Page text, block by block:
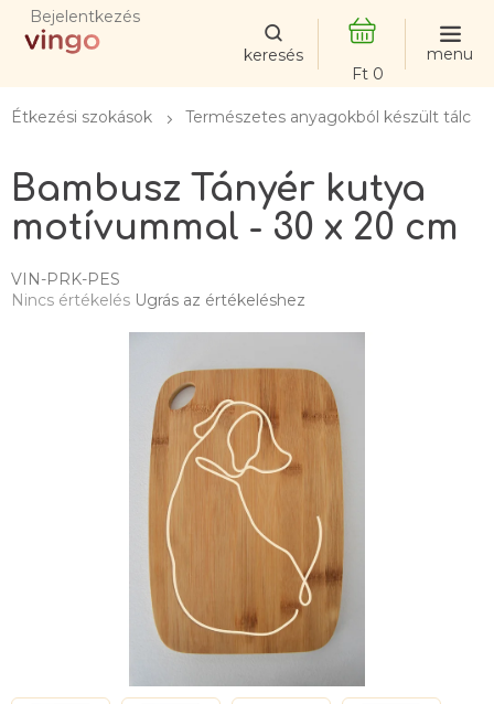
UgrásBejelentkezés
Étkezési szokások Természetes anyagokból készült
Bambusz Tányér kutya
motívummal - 30 x 20 cm
VIN-PRK-PES
A
Nincs értékelés Ugrás az értékeléshez